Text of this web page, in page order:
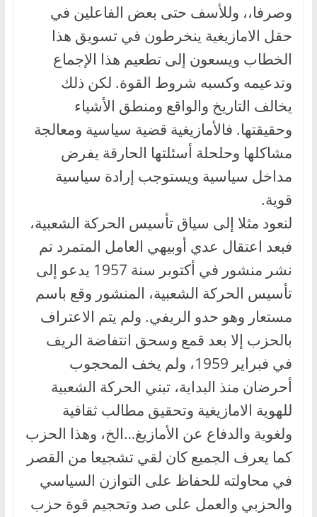
وصرفا،، وللأسف حتى بعض الفاعلين في
حقل الامازيغية ينخرطون في تسويق هذا
الخطاب ويسعون إلى تطعيم هذا الإجماع
وتدعيمه وكسبه شروط القوة. لكن ذلك
يخالف التاريخ والواقع ومنطق الأشياء
وحقيقتها. فالأمازيغية قضية سياسية ومعالجة
مشاكلها وحلحلة أسئلتها الحارقة يفرض
مداخل سياسية ويستوجب إرادة سياسية
قوية.
لنعود مثلا إلى سياق تأسيس الحركة الشعبية،
فبعد اعتقال عدي أوبيهي العامل المتمرد تم
نشر منشور في أكتوبر سنة 1957 يدعو إلى
تأسيس الحركة الشعبية، المنشور وقع باسم
مستعار وهو حدو الريفي. ولم يتم الاعتراف
بالحزب إلا بعد قمع وسحق انتفاضة الريف
في فبراير 1959، ولم يخف المحجوب
أحرضان منذ البداية، تبني الحركة الشعبية
للهوية الامازيغية وتحقيق مطالب ثقافية
ولغوية والدفاع عن الأمازيغ…الخ، وهذا الحزب
كما يعرف الجميع كان لقي تشجيعا من القصر
في محاولته للحفاظ على التوازن السياسي
والحزبي والعمل على صد وتحجيم قوة حزب